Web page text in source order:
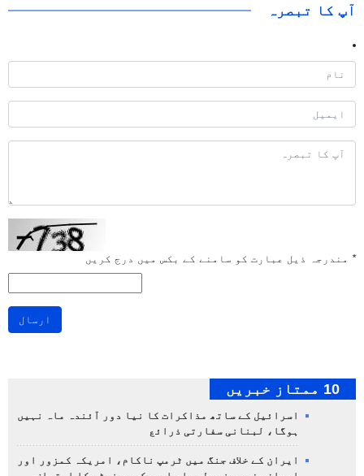
آپ کا تبصرہ
* مندرجہ ذیل عبارت کو سامنے کے بکس میں درج کریں
ارسال
10 ممتاز خبریں
اسرائیل کے ساتھ مذاکرات کا نیا دور آئندہ ماہ نہیں
ہوگا، لبنانی سفارتی ذرائع
ایران کے خلاف جنگ میں ٹرمپ ناکام، امریکہ کمزور اور